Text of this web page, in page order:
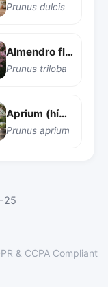
Prunus dulcis
Almendro floreciente
Prunus triloba
Aprium (híbrido de albaricoque y ciruela)
Prunus aprium
25
& CCPA Compliant